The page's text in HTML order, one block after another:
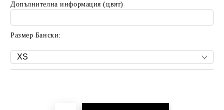
Допълнителна информация (цвят)
Размер Бански: